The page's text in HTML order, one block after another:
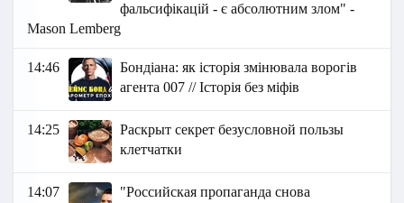
фальсифікацій - є абсолютним злом" -
Маson Lemberg
14:46
Бондіана: як історія змінювала ворогів
агента 007 // Історія без міфів
14:25
Раскрыт секрет безусловной пользы
клетчатки
14:07
"Российская пропаганда снова